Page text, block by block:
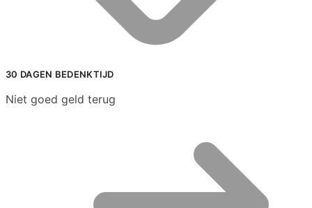
30 DAGEN BEDENKTIJD
Niet goed geld terug